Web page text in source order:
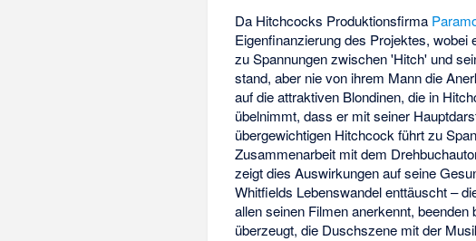
Da Hitchcocks Produktionsfirma
Eigenfinanzierung des Projektes,
zu Spannungen zwischen 'Hitch' und
stand, aber nie von ihrem Mann die
auf die attraktiven Blondinen, die in
übelnimmt, dass er mit seiner
übergewichtigen Hitchcock führt zu
Zusammenarbeit mit dem
zeigt dies Auswirkungen auf seine
Whitfields Lebenswandel enttäuscht –
allen seinen Filmen anerkennt,
überzeugt, die Duschszene mit der